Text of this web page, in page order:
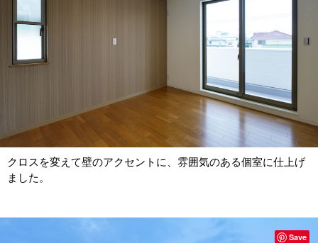
クロスを変えて壁のアクセントに、雰囲気のある個室に仕上げ
ました。
Save